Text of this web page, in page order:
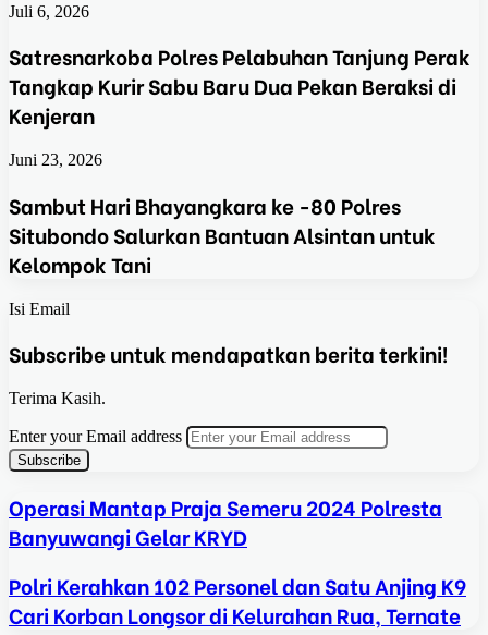
Juli 6, 2026
Satresnarkoba Polres Pelabuhan Tanjung Perak
Tangkap Kurir Sabu Baru Dua Pekan Beraksi di
Kenjeran
Juni 23, 2026
Sambut Hari Bhayangkara ke -80 Polres
Situbondo Salurkan Bantuan Alsintan untuk
Kelompok Tani
Isi Email
Subscribe untuk mendapatkan berita terkini!
Terima Kasih.
Enter your Email address
Operasi Mantap Praja Semeru 2024 Polresta
Banyuwangi Gelar KRYD
Polri Kerahkan 102 Personel dan Satu Anjing K9
Cari Korban Longsor di Kelurahan Rua, Ternate